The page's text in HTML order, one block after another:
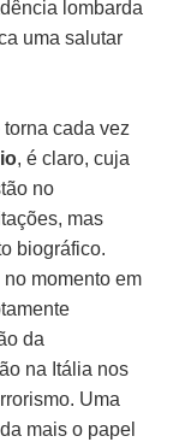
lombarda
uma salutar
cada vez
, é claro, cuja
no
mas
biográfico.
momento em
da
na Itália nos
Uma
mais o papel